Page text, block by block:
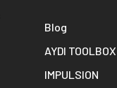
Blog
AYDI TOOLBOX
IMPULSION